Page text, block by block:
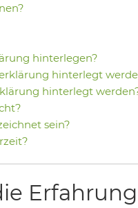
hinterlegen?
hinterlegt
hinterlegt
sein?